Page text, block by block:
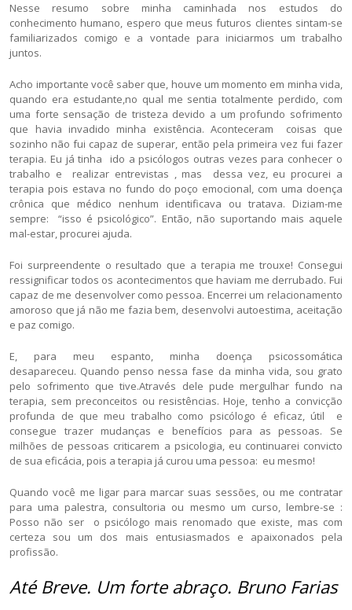
Nesse resumo sobre minha caminhada nos estudos do
conhecimento humano, espero que meus futuros clientes sintam-se
familiarizados comigo e a vontade para iniciarmos um trabalho
juntos.
Acho importante você saber que, houve um momento em minha vida,
quando era estudante,no qual me sentia totalmente perdido, com
uma forte sensação de tristeza devido a um profundo sofrimento
que havia invadido minha existência. Aconteceram coisas que
sozinho não fui capaz de superar, então pela primeira vez fui fazer
terapia. Eu já tinha ido a psicólogos outras vezes para conhecer o
trabalho e realizar entrevistas , mas dessa vez, eu procurei a
terapia pois estava no fundo do poço emocional, com uma doença
crônica que médico nenhum identificava ou tratava. Diziam-me
sempre: “isso é psicológico”. Então, não suportando mais aquele
mal-estar, procurei ajuda.
Foi surpreendente o resultado que a terapia me trouxe! Consegui
ressignificar todos os acontecimentos que haviam me derrubado. Fui
capaz de me desenvolver como pessoa. Encerrei um relacionamento
amoroso que já não me fazia bem, desenvolvi autoestima, aceitação
e paz comigo.
E, para meu espanto, minha doença psicossomática
desapareceu. Quando penso nessa fase da minha vida, sou grato
pelo sofrimento que tive.Através dele pude mergulhar fundo na
terapia, sem preconceitos ou resistências. Hoje, tenho a convicção
profunda de que meu trabalho como psicólogo é eficaz, útil e
consegue trazer mudanças e benefícios para as pessoas. Se
milhões de pessoas criticarem a psicologia, eu continuarei convicto
de sua eficácia, pois a terapia já curou uma pessoa: eu mesmo!
Quando você me ligar para marcar suas sessões, ou me contratar
para uma palestra, consultoria ou mesmo um curso, lembre-se :
Posso não ser o psicólogo mais renomado que existe, mas com
certeza sou um dos mais entusiasmados e apaixonados pela
profissão.
Até Breve. Um forte abraço. Bruno Farias